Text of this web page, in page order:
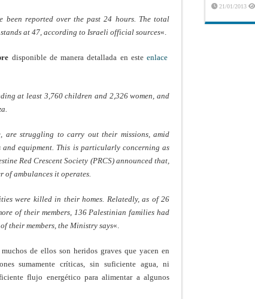
reported over the past 24 hours. The total
at 47, according to Israeli official sources«.
disponible de manera detallada en esteenlace
at least 3,760 children and 2,326 women, and
are struggling to carry out their missions, amid
equipment. This is particularly concerning as
Red Crescent Society (PRCS) announced that,
of ambulances it operates.
were killed in their homes. Relatedly, as of 26
of their members, 136 Palestinian families had
their members, the Ministry says«.
de ellos son heridos graves que yacen en
sumamente críticas, sin suficiente agua, ni
flujo energético para alimentar a algunos
21/01/2013